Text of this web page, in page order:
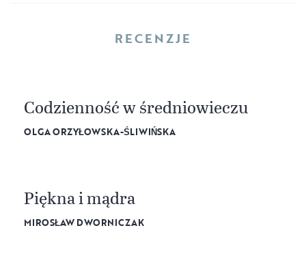
RECENZJE
Codzienność w średniowieczu
OLGA ORZYŁOWSKA-ŚLIWIŃSKA
Piękna i mądra
MIROSŁAW DWORNICZAK